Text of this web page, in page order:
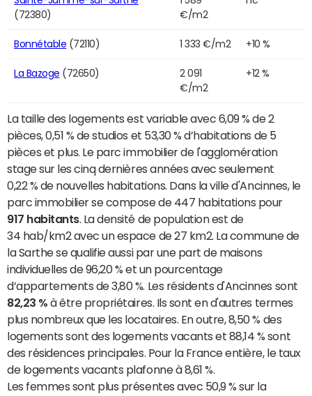
(72380)
€/m2
Bonnétable (72110) 1 333 €/m2 +10 %
La Bazoge (72650)
2 091
€/m2
+12 %
La taille des logements est variable avec 6,09 % de 2
pièces, 0,51 % de studios et 53,30 % d’habitations de 5
pièces et plus. Le parc immobilier de l'agglomération
stage sur les cinq dernières années avec seulement
0,22 % de nouvelles habitations. Dans la ville d'Ancinnes, le
parc immobilier se compose de 447 habitations pour
917 habitants. La densité de population est de
34 hab/km2 avec un espace de 27 km2. La commune de
la Sarthe se qualifie aussi par une part de maisons
individuelles de 96,20 % et un pourcentage
d’appartements de 3,80 %. Les résidents d'Ancinnes sont
82,23 % à être propriétaires. Ils sont en d'autres termes
plus nombreux que les locataires. En outre, 8,50 % des
logements sont des logements vacants et 88,14 % sont
des résidences principales. Pour la France entière, le taux
de logements vacants plafonne à 8,61 %.
Les femmes sont plus présentes avec 50,9 % sur la